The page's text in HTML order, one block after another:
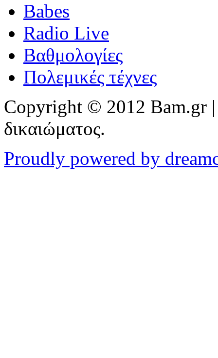
Babes
Radio Live
Βαθμολογίες
Πολεμικές τέχνες
Copyright © 2012 Bam.gr |
δικαιώματος.
Proudly powered by